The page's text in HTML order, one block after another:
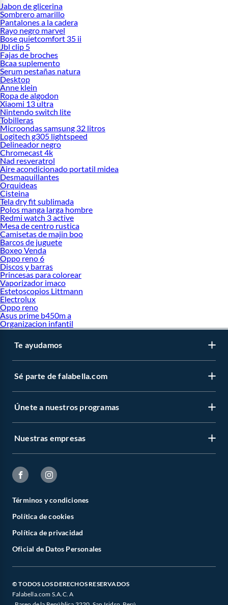
Jabon de glicerina
Sombrero amarillo
Pantalones a la cadera
Rayo negro marvel
Bose quietcomfort 35 ii
Jbl clip 5
Fajas de broches
Bcaa suplemento
Serum pestañas natura
Desktop
Anne klein
Ropa de algodon
Xiaomi 13 ultra
Nintendo switch lite
Tobilleras
Microondas samsung 32 litros
Logitech g305 lightspeed
Delineador negro
Chromecast 4k
Nad resveratrol
Aire acondicionado portatil midea
Desmaquillantes
Orquideas
Cisteina
Tela dry fit sublimada
Polos manga larga hombre
Redmi watch 3 active
Mesa de centro rustica
Camisetas de majin boo
Barcos de juguete
Boxeo Venda
Oppo reno 6
Discos y barras
Princesas para colorear
Vaporizador imaco
Estetoscopios Littmann
Electrolux
Oppo reno
Asus prime b450m a
Organizacion infantil
Te ayudamos
Sé parte de falabella.com
Únete a nuestros programas
Nuestras empresas
Términos y condiciones
Política de cookies
Política de privacidad
Oficial de Datos Personales
© TODOS LOS DERECHOS RESERVADOS
Falabella.com S.A.C. A